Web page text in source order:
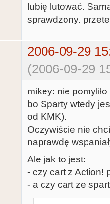
lubię lutować.
sprawdzony,
2006-09-29
(2006-09-29
mikey: nie
bo Sparty wtedy
od KMK).
Oczywiście nie
naprawdę
Ale jak to jest:
- czy cart z Action!
- a czy cart ze